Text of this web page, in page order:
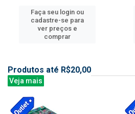
Faça seu login ou
cadastre-se para
ver preços e
comprar
Produtos até R$20,00
Veja mais